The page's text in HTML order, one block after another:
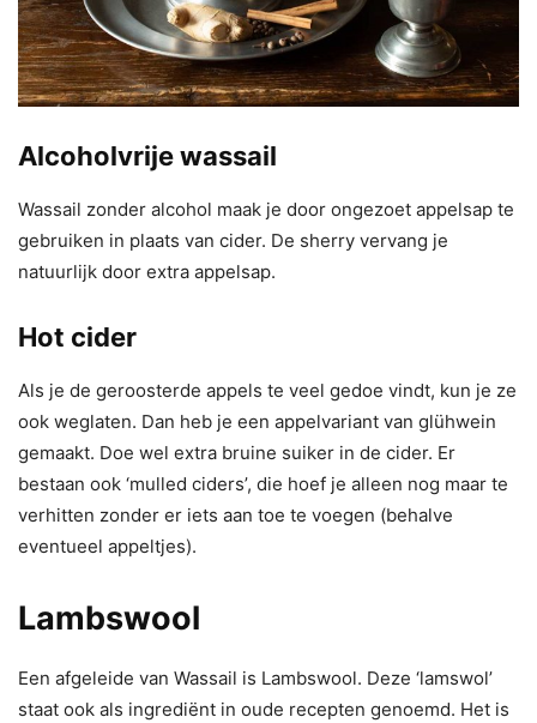
Alcoholvrije wassail
Wassail zonder alcohol maak je door ongezoet appelsap te
gebruiken in plaats van cider. De sherry vervang je
natuurlijk door extra appelsap.
Hot cider
Als je de geroosterde appels te veel gedoe vindt, kun je ze
ook weglaten. Dan heb je een appelvariant van glühwein
gemaakt. Doe wel extra bruine suiker in de cider. Er
bestaan ook ‘mulled ciders’, die hoef je alleen nog maar te
verhitten zonder er iets aan toe te voegen (behalve
eventueel appeltjes).
Lambswool
Een afgeleide van Wassail is Lambswool. Deze ‘lamswol’
staat ook als ingrediënt in oude recepten genoemd. Het is